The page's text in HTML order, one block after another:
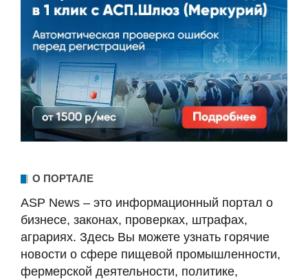
О ПОРТАЛЕ
ASP News – это информационный портал о
бизнесе, законах, проверках, штрафах,
аграриях. Здесь Вы можете узнать горячие
новости о сфере пищевой промышленности,
фермерской деятельности, политике,